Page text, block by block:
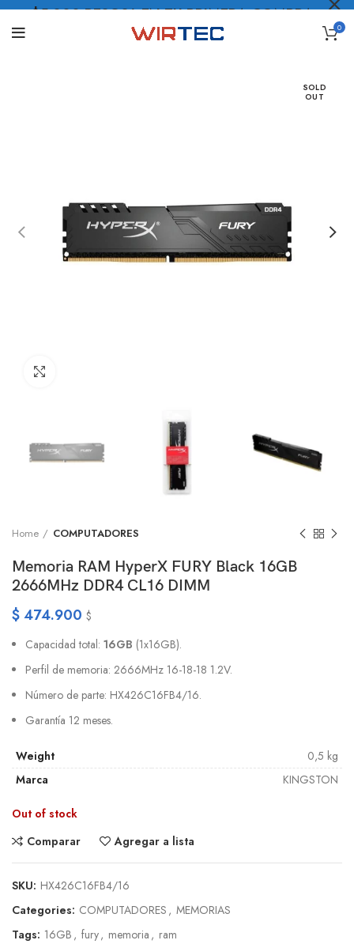
0
SOLD
OUT
Home COMPUTADORES
Memoria RAM HyperX FURY Black 16GB
2666MHz DDR4 CL16 DIMM
$474.900 $
Capacidad total: 16GB (1x16GB).
Perfil de memoria: 2666MHz 16-18-18 1.2V.
Número de parte: HX426C16FB4/16.
Garantía 12 meses.
Weight
0,5 kg
Marca
KINGSTON
Out of stock
Comparar
Agregar a lista
SKU: HX426C16FB4/16
Categories: COMPUTADORES , MEMORIAS
Tags: 16GB , fury, memoria , ram
$5.000 PESOS* EN TU PRIMERA COMPRA